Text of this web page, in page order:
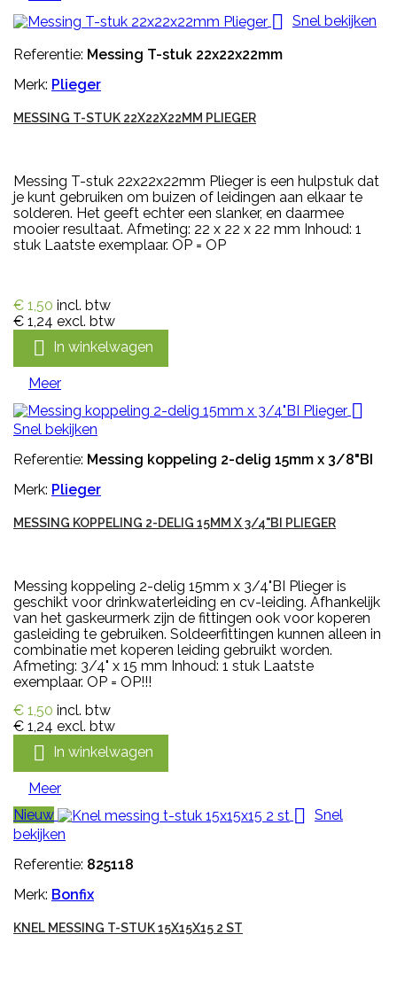
 Snel bekijken
Referentie: Messing T-stuk 22x22x22mm
Merk: Plieger
MESSING T-STUK 22X22X22MM PLIEGER
Messing T-stuk 22x22x22mm Plieger is een hulpstuk dat
je kunt gebruiken om buizen of leidingen aan elkaar te
solderen. Het geeft echter een slanker, en daarmee
mooier resultaat. Afmeting: 22 x 22 x 22 mm Inhoud: 1
stuk Laatste exemplaar. OP = OP
€ 1,50 incl. btw
€ 1,24 excl. btw
 In winkelwagen
Meer

Snel bekijken
Referentie: Messing koppeling 2-delig 15mm x 3/8"BI
Merk: Plieger
MESSING KOPPELING 2-DELIG 15MM X 3/4"BI PLIEGER
Messing koppeling 2-delig 15mm x 3/4"BI Plieger is
geschikt voor drinkwaterleiding en cv-leiding. Afhankelijk
van het gaskeurmerk zijn de fittingen ook voor koperen
gasleiding te gebruiken. Soldeerfittingen kunnen alleen in
combinatie met koperen leiding gebruikt worden.
Afmeting: 3/4" x 15 mm Inhoud: 1 stuk Laatste
exemplaar. OP = OP!!!
€ 1,50 incl. btw
€ 1,24 excl. btw
 In winkelwagen
Meer
Nieuw
 Snel
bekijken
Referentie: 825118
Merk: Bonfix
KNEL MESSING T-STUK 15X15X15 2 ST